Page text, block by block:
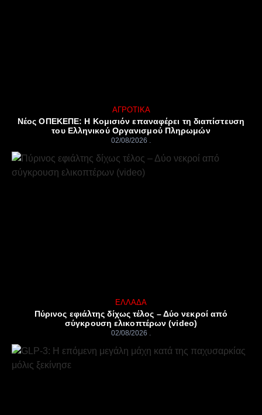
ΑΓΡΟΤΙΚΆ
Νέος ΟΠΕΚΕΠΕ: Η Κομισιόν επαναφέρει τη διαπίστευση
του Ελληνικού Οργανισμού Πληρωμών
02/08/2026
ΕΛΛΆΔΑ
Πύρινος εφιάλτης δίχως τέλος – Δύο νεκροί από
σύγκρουση ελικοπτέρων (video)
02/08/2026